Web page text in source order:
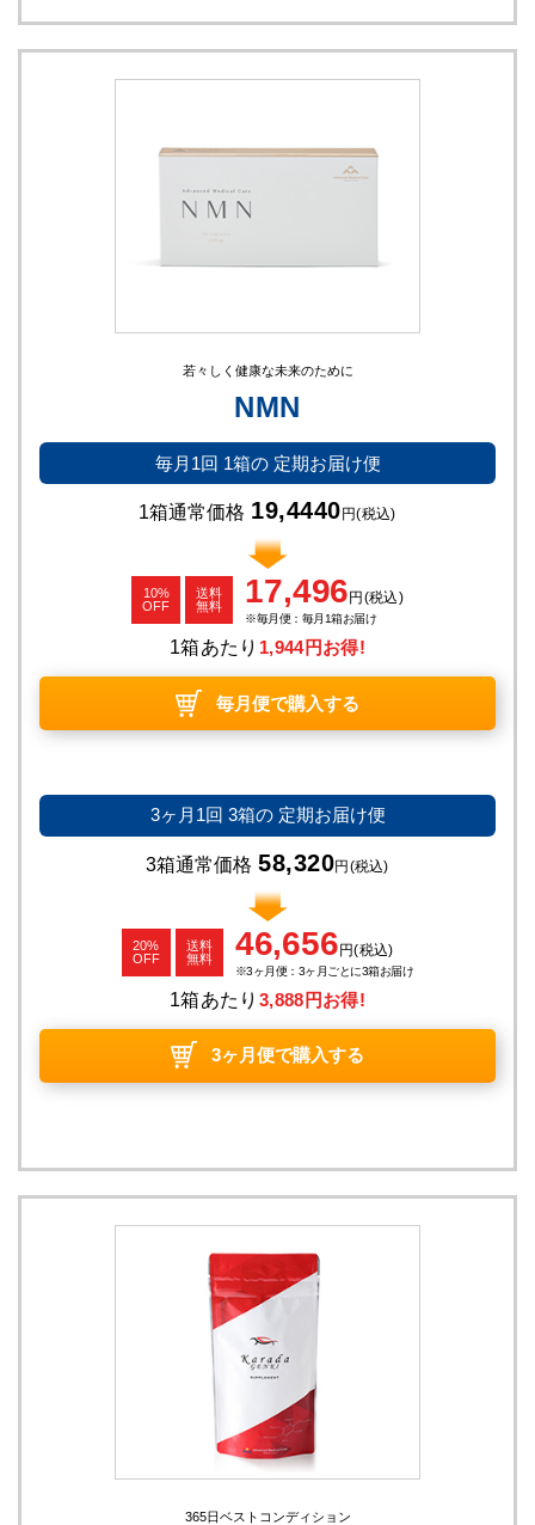
若々しく健康な未来のために
NMN
毎月1回 1箱の定期お届け便
1箱通常価格 19,4440 円(税込)
10%
OFF
送料
無料
17,496 円 (税込)
毎月便：毎月1箱お届け
1箱あたり 1,944円お得!
毎月便で購入する
3ヶ月1回 3箱の定期お届け便
3箱通常価格 58,320円 (税込)
20%
OFF
送料
無料
46,656 円(税込)
3ヶ月便：3ヶ月ごとに3箱お届け
1箱あたり 3,888円お得!
3ヶ月便で購入する
365日ベストコンディション